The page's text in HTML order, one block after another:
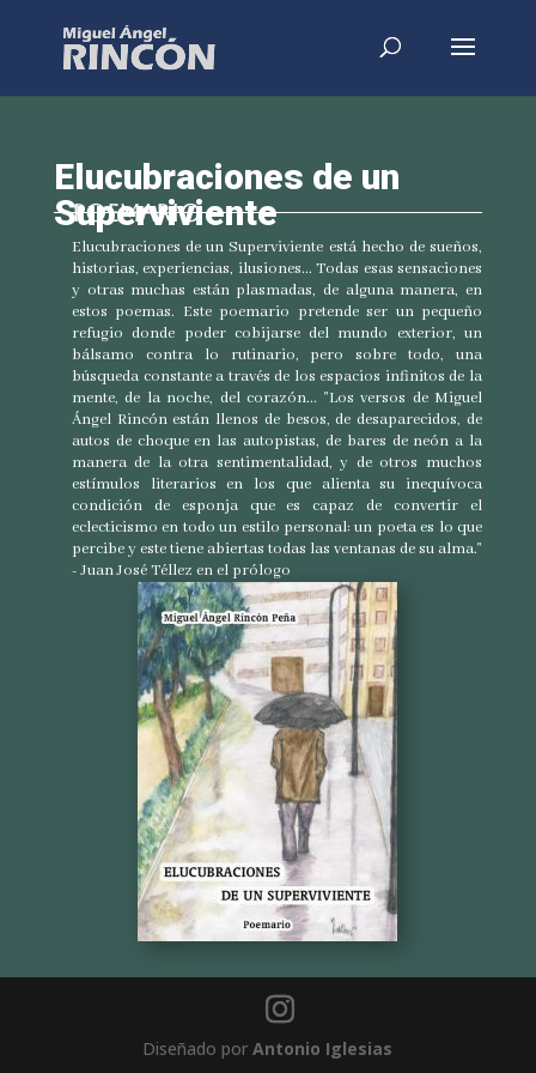
Elucubraciones de un
Superviviente
POEMARIO
Elucubraciones de un Superviviente está hecho de sueños,
historias, experiencias, ilusiones... Todas esas sensaciones
y otras muchas están plasmadas, de alguna manera, en
estos poemas. Este poemario pretende ser un pequeño
refugio donde poder cobijarse del mundo exterior, un
bálsamo contra lo rutinario, pero sobre todo, una
búsqueda constante a través de los espacios infinitos de la
mente, de la noche, del corazón... "Los versos de Miguel
Ángel Rincón están llenos de besos, de desaparecidos, de
autos de choque en las autopistas, de bares de neón a la
manera de la otra sentimentalidad, y de otros muchos
estímulos literarios en los que alienta su inequívoca
condición de esponja que es capaz de convertir el
eclecticismo en todo un estilo personal: un poeta es lo que
percibe y este tiene abiertas todas las ventanas de su alma."
- Juan José Téllez en el prólogo
Diseñado porAntonio Iglesias